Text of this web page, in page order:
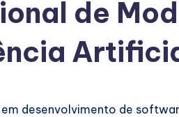
de
desenvolvimento de